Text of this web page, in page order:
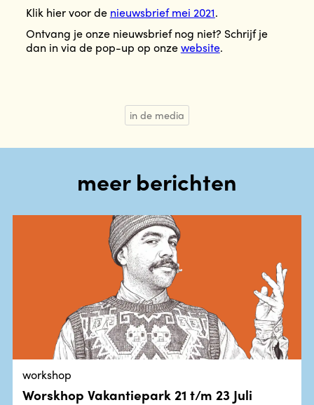
Klik hier voor de nieuwsbrief mei 2021.
Ontvang je onze nieuwsbrief nog niet? Schrijf je
dan in via de pop-up op onzewebsite.
in de media
meer berichten
workshop
Worskhop Vakantiepark 21 t/m 23 Juli